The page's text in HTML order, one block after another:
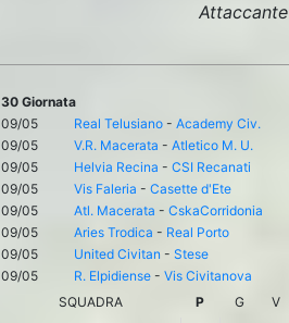
Attaccante
30 Giornata
09/05
Real Telusiano - Academy Civ.
09/05
V.R. Macerata - Atletico M. U.
09/05
Helvia Recina - CSI Recanati
09/05
Vis Faleria - Casette d'Ete
09/05
Atl. Macerata - CskaCorridonia
09/05
Aries Trodica - Real Porto
09/05
United Civitan - Stese
09/05
R. Elpidiense - Vis Civitanova
SQUADRA
P G V